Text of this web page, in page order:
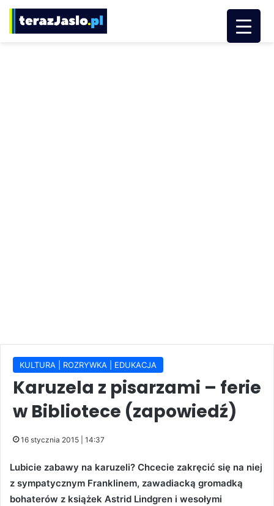
KULTURA | ROZRYWKA | EDUKACJA
Karuzela z pisarzami – ferie
w Bibliotece (zapowiedź)
16 stycznia 2015 | 14:37
Lubicie zabawy na karuzeli? Chcecie zakręcić się na niej
z sympatycznym Franklinem, zawadiacką gromadką
bohaterów z książek Astrid Lindgren i wesołymi